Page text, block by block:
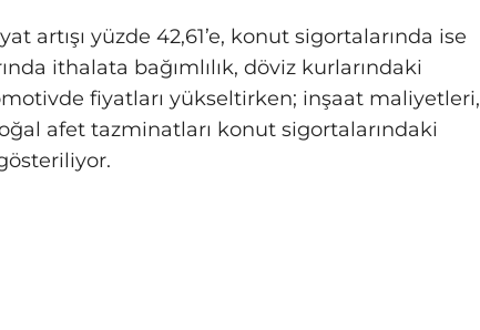
artışı yüzde 42,61’e, konut sigortalarında ise
ithalata bağımlılık, döviz kurlarındaki
fiyatları yükseltirken; inşaat maliyetleri,
afet tazminatları konut sigortalarındaki